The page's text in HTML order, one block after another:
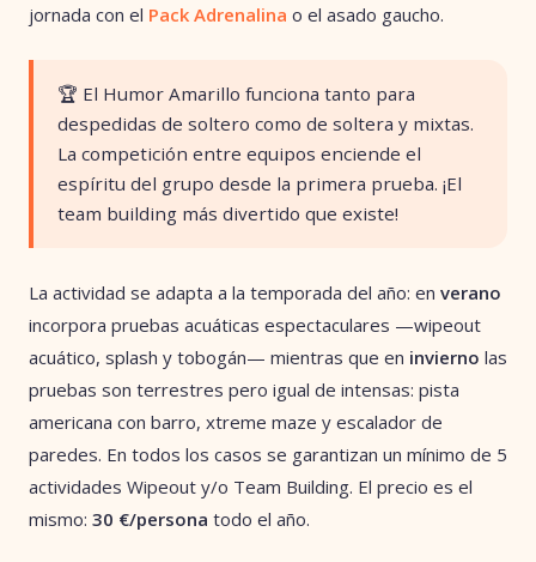
jornada con el Pack Adrenalina o el asado gaucho.
🏆 El Humor Amarillo funciona tanto para
despedidas de soltero como de soltera y mixtas.
La competición entre equipos enciende el
espíritu del grupo desde la primera prueba. ¡El
team building más divertido que existe!
La actividad se adapta a la temporada del año: en verano
incorpora pruebas acuáticas espectaculares —wipeout
acuático, splash y tobogán— mientras que en invierno las
pruebas son terrestres pero igual de intensas: pista
americana con barro, xtreme maze y escalador de
paredes. En todos los casos se garantizan un mínimo de 5
actividades Wipeout y/o Team Building. El precio es el
mismo: 30 €/persona todo el año.